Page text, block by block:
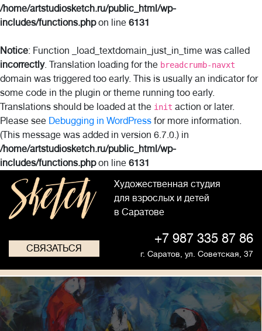
/home/artstudiosketch.ru/public_html/wp-
includes/functions.phpon line 6131
Notice: Function _load_textdomain_just_in_time was called
incorrectly. Translation loading for the breadcrumb-navxt
domain was triggered too early. This is usually an indicator for
some code in the plugin or theme running too early.
Translations should be loaded at the init action or later.
Please see Debugging in WordPress for more information.
(This message was added in version 6.7.0.) in
/home/artstudiosketch.ru/public_html/wp-
includes/functions.phpon line 6131
Художественная студия
для взрослых и детей
в Саратове
СВЯЗАТЬСЯ
+7 987 335 87 86
г. Саратов, ул. Советская, 37